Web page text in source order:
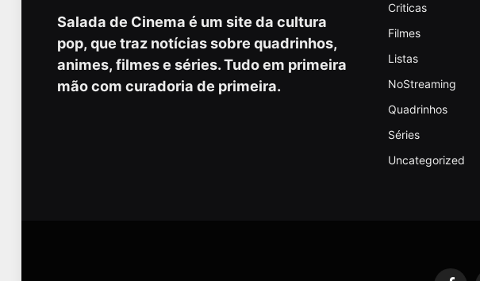
Salada de Cinema é um site da cultura
pop, que traz notícias sobre quadrinhos,
animes, filmes e séries. Tudo em primeira
mão com curadoria de primeira.
Criticas
Filmes
Listas
NoStreaming
Quadrinhos
Séries
Uncategorized